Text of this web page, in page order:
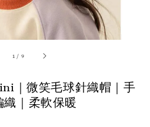
1 / 9
｜微笑毛球針織帽｜手
｜柔軟保暖